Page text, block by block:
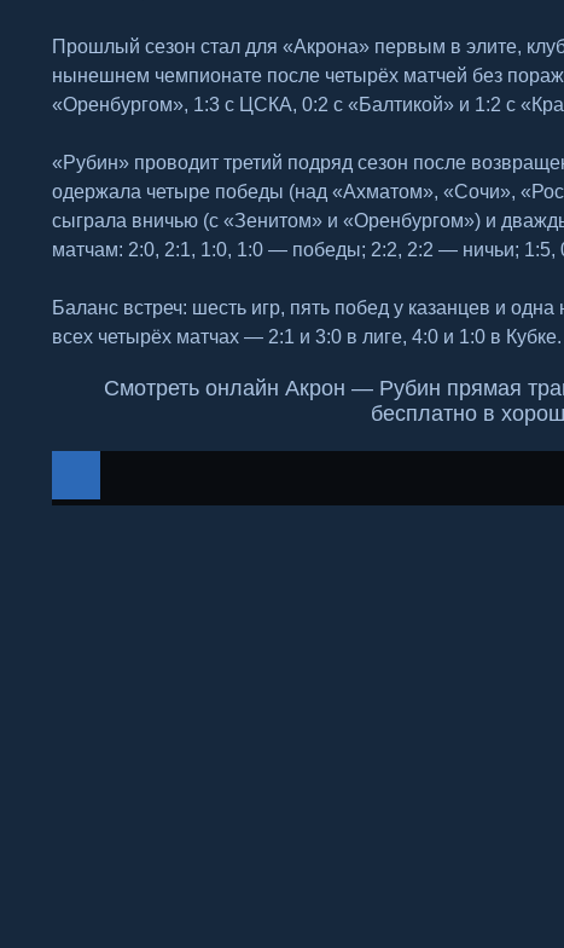
Прошлый сезон стал для «Акрона» первым в элите,
нынешнем чемпионате после четырёх матчей без
«Оренбургом», 1:3 с ЦСКА, 0:2 с «Балтикой» и 1:2 с
«Рубин» проводит третий подряд сезон после
одержала четыре победы (над «Ахматом», «Сочи»,
сыграла вничью (с «Зенитом» и «Оренбургом») и
матчам: 2:0, 2:1, 1:0, 1:0 — победы; 2:2, 2:2 — ничьи;
Баланс встреч: шесть игр, пять побед у казанцев и
всех четырёх матчах — 2:1 и 3:0 в лиге, 4:0 и 1:0 в Кубке.
Смотреть онлайн Акрон — Рубин прямая
бесплатно в